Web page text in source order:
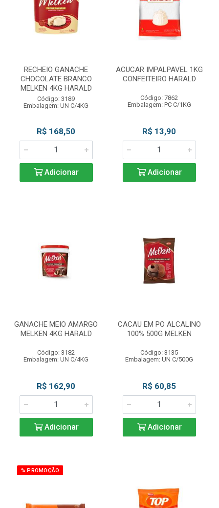
RECHEIO GANACHE
CHOCOLATE BRANCO
MELKEN 4KG HARALD
Código: 3189
Embalagem: UN C/4KG
R$ 168,50
Adicionar
ACUCAR IMPALPAVEL 1KG
CONFEITEIRO HARALD
Código: 7862
Embalagem: PC C/1KG
R$ 13,90
Adicionar
GANACHE MEIO AMARGO
MELKEN 4KG HARALD
Código: 3182
Embalagem: UN C/4KG
R$ 162,90
Adicionar
CACAU EM PO ALCALINO
100% 500G MELKEN
Código: 3135
Embalagem: UN C/500G
R$ 60,85
Adicionar
% PROMOÇÃO